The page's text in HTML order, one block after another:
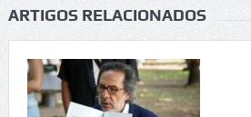
ARTIGOS RELACIONADOS